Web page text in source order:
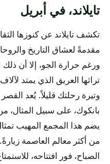
تايلاند، في أبريل
تكشف تايلاند عن كنوزها
مقدمةً لعشاق التاريخ
ورغم حرارة الجو، إلا أن
تراثها العريق الذي يمتد
وتيرة رحلتك قليلاً. يُعد
بانكوك، على سبيل المثال، من
يضم هذا المجمع المهيب
من أكثر معالم العاصمة
الصباح، فور افتتاحه،